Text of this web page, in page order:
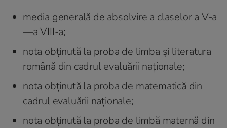
media generală de absolvire a claselor a V-a
—a VIII-a;
nota obținută la proba de limba și literatura
română din cadrul evaluării naționale;
nota obținută la proba de matematică din
cadrul evaluării naționale;
nota obținută la proba de limbă maternă din